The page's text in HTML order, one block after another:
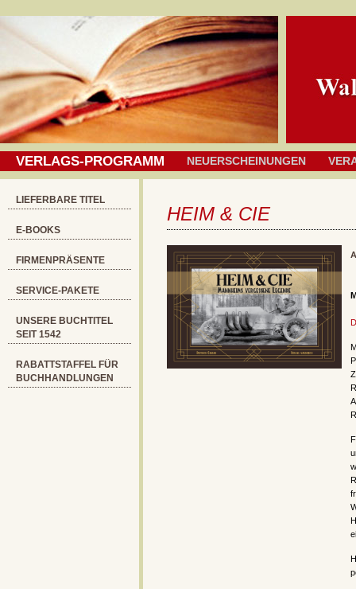
VERLAGS-PROGRAMM NEUERSCHEINUNGEN
LIEFERBARE TITEL
E-BOOKS
FIRMENPRÄSENTE
SERVICE-PAKETE
UNSERE BUCHTITEL
SEIT 1542
RABATTSTAFFEL FÜR
BUCHHANDLUNGEN
HEIM & CIE